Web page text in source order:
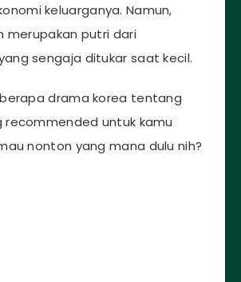
keluarganya. Namun,
merupakan putri dari
sengaja ditukar saat kecil.
drama korea tentang
recommended untuk kamu
nonton yang mana dulu nih?